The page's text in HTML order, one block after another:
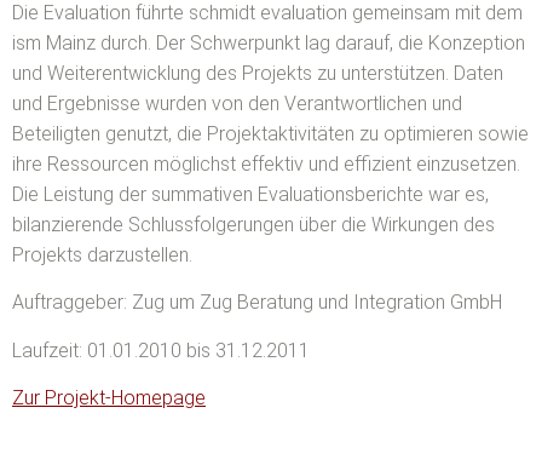
Die Evaluation führte schmidt evaluation gemeinsam mit dem
ism Mainz durch. Der Schwerpunkt lag darauf, die Konzeption
und Weiterentwicklung des Projekts zu unterstützen. Daten
und Ergebnisse wurden von den Verantwortlichen und
Beteiligten genutzt, die Projektaktivitäten zu optimieren sowie
ihre Ressourcen möglichst effektiv und effizient einzusetzen.
Die Leistung der summativen Evaluationsberichte war es,
bilanzierende Schlussfolgerungen über die Wirkungen des
Projekts darzustellen.
Auftraggeber: Zug um Zug Beratung und Integration GmbH
Laufzeit: 01.01.2010 bis 31.12.2011
Zur Projekt-Homepage